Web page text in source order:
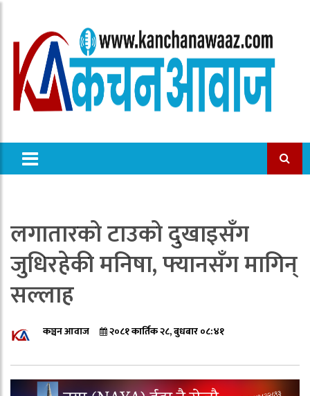
लगातारको टाउको दुखाइसँग
जुधिरहेकी मनिषा, फ्यानसँग मागिन्
सल्लाह
कञ्चन आवाज २०८१ कार्तिक २८, बुधबार ०८:४१